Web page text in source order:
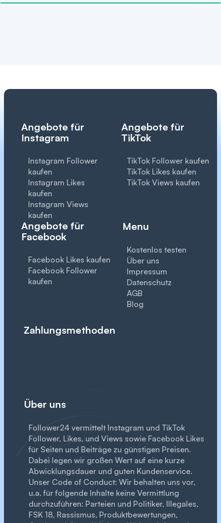
Angebote für
Instagram
Instagram Follower
kaufen
Instagram Likes
kaufen
Instagram Views
kaufen
Angebote für
TikTok
TikTok Follower kaufen
TikTok Likes kaufen
TikTok Views kaufen
Angebote für
Facebook
Facebook Likes kaufen
Facebook Follower
kaufen
Menu
Kostenlos testen
Über uns
Impressum
Datenschutz
AGB
Blog
Zahlungsmethoden
Über uns
Follower24 vermittelt Instagram und TikTok
Follower, Likes, und Views sowie Facebook Likes
für Seiten und Beiträge zu günstigen Preisen.
Dabei legen wir großen Wert auf eine kurze
Abwicklungs­dauer und guten Kunden­service.
Unser Code of Conduct: Wir behalten uns vor,
u.a. für folgende Inhalte keine Vermittlung
durchzuführen: Parteien und Politiker, Illegales,
FSK 18, Rassismus, Produktbewertungen,